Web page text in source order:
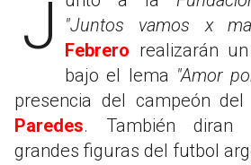
"Juntos vamos x
Febrero realizarán
bajo el lema "Amor
presencia del campeón del
Paredes. También diran
grandes figuras del futbol